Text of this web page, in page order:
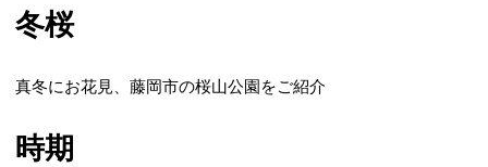
冬桜
真冬にお花見、藤岡市の桜山公園をご紹介
時期